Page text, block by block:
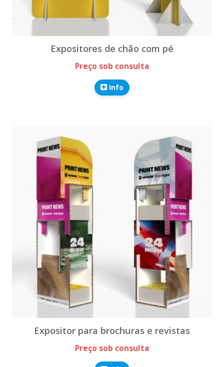
Expositores de chão com pé
Preço sob consulta
Info
Expositor para brochuras e revistas
Preço sob consulta